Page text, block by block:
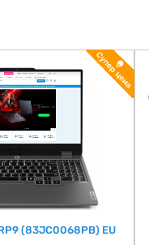
(83JC0068PB) EU